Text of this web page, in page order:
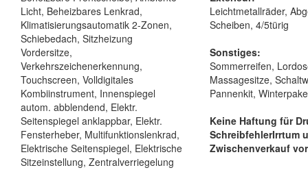
Licht, Beheizbares Lenkrad,
Klimatisierungsautomatik 2-Zonen,
Schiebedach, Sitzheizung
Vordersitze,
Verkehrszeichenerkennung,
Touchscreen, Volldigitales
Kombiinstrument, Innenspiegel
autom. abblendend, Elektr.
Seitenspiegel anklappbar, Elektr.
Fensterheber, Multifunktionslenkrad,
Elektrische Seitenspiegel, Elektrische
Sitzeinstellung, Zentralverriegelung
Leichtmetallräder,
Scheiben, 4/5türig
Sonstiges:
Sommerreifen,
Massagesitze,
Pannenkit,
Keine Haftung für
SchreibfehlerIrrtum
Zwischenverkauf